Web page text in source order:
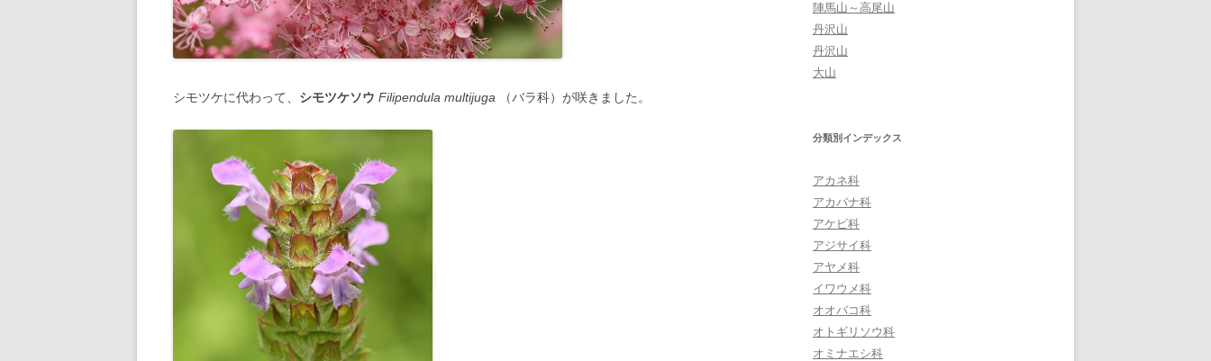
シモツケに代わって、 シモツケソウ Filipendula multijuga （バラ科）が咲きました。
陣馬山～高尾山
丹沢山
丹沢山
大山
分類別インデックス
アカネ科
アカバナ科
アケビ科
アジサイ科
アヤメ科
イワウメ科
オオバコ科
オトギリソウ科
オミナエシ科